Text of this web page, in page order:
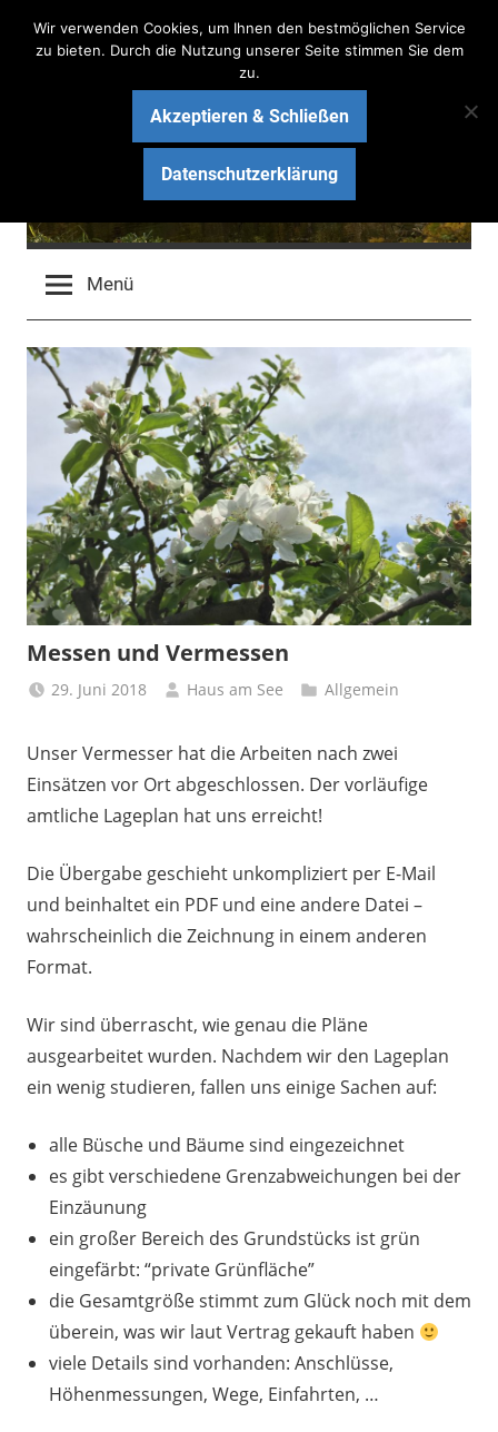
Inhalt
Haus am See Bau-Blog
Wir bauen ein schlüsselfertiges Massivhaus mit ARGE
HAUS
Menü
Messen und Vermessen
29. Juni 2018 Haus am See Allgemein
Unser Vermesser hat die Arbeiten nach zwei
Einsätzen vor Ort abgeschlossen. Der vorläufige
amtliche Lageplan hat uns erreicht!
Die Übergabe geschieht unkompliziert per E-Mail
und beinhaltet ein PDF und eine andere Datei –
wahrscheinlich die Zeichnung in einem anderen
Format.
Wir sind überrascht, wie genau die Pläne
ausgearbeitet wurden. Nachdem wir den Lageplan
ein wenig studieren, fallen uns einige Sachen auf:
alle Büsche und Bäume sind eingezeichnet
es gibt verschiedene Grenzabweichungen bei der
Einzäunung
ein großer Bereich des Grundstücks ist grün
eingefärbt: “private Grünfläche”
die Gesamtgröße stimmt zum Glück noch mit dem
überein, was wir laut Vertrag gekauft haben
viele Details sind vorhanden: Anschlüsse,
Höhenmessungen, Wege, Einfahrten, …
Wir verwenden Cookies, um Ihnen den bestmöglichen Service
zu bieten. Durch die Nutzung unserer Seite stimmen Sie dem
zu.
Akzeptieren & Schließen
Datenschutzerklärung